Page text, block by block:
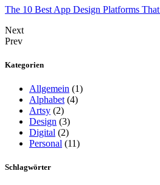
The 10 Best App Design Platforms
Next
Prev
Kategorien
Allgemein (1)
Alphabet (4)
Artsy (2)
Design (3)
Digital (2)
Personal (11)
Schlagwörter